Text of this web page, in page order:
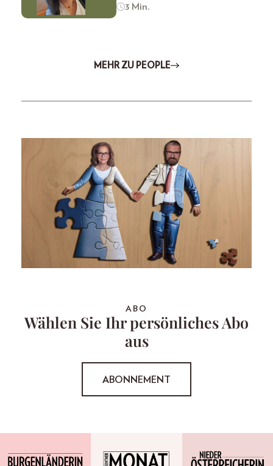
3 Min.
MEHR ZU PEOPLE
ABO
Wählen Sie Ihr persönliches Abo
aus
ABONNEMENT